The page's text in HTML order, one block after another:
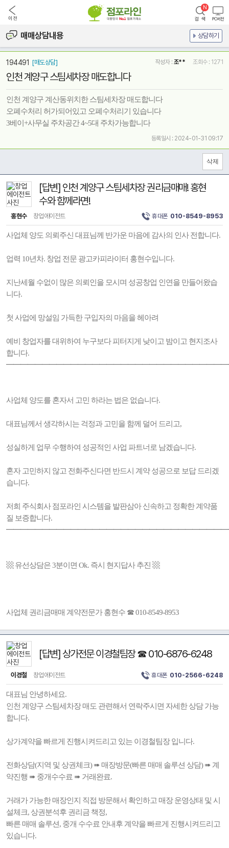
매매상담내용 상담하기
194491 [매도상담] 작성자 : 조** 조회수 : 1271
인천 계양구 스팀세차장 매도합니다
인천 계양구 계산동위치한 스팀세차장 매도합니다
오폐수처리 허가되어있고 오폐수처리기 있습니다
3베이+사무실 주차공간 4~5대 주차가능합니다
등록일시 : 2024-01-31 09:17
[답변] 인천 계양구 스팀세차장 권리금매매! 홍현
수와 함께라면!
홍현수 창업에이전트 휴대폰 010-8549-8953
사업체 양도 의뢰주신 대표님께 반가운 마음에 감사의 인사 전합니다.
업력 10년차. 창업 전문 광고카피라이터 홍현수입니다.
지난세월 수없이 많은 의뢰인을 모시며 성공창업 인연을 만들어왔습
니다.
첫 사업에 망설임 가득한 구입자의 마음을 헤아려
예비 창업자를 대위하여 누구보다 피터지게 낮이고 밤이고 현지조사
합니다.
사업체 양도를 혼자서 고민 하라는 법은 없습니다.
대표님께서 생각하시는 걱정과 고민을 함께 덜어 드리고,
성실하게 업무 수행하여 성공적인 사업 파트너로 남겠습니다.
혼자 고민하지 않고 전화주신다면 반드시 계약 성공으로 보답 드리겠
습니다.
저희 주식회사 점포라인 시스템을 발판삼아 신속하고 정확한 계약품
질 보증합니다.
▩ 유선상담은 3분이면 Ok. 즉시 현지답사 추진 ▩
사업체 권리금매매 계약전문가 홍현수 ☎ 010-8549-8953
[답변] 상가전문 이경철팀장 ☎ 010-6876-6248
이경철 창업에이전트 휴대폰 010-2566-6248
대표님 안녕하세요.
인천 계양구 스팀세차장 매도 관련해서 연락주시면 자세한 상담 가능
합니다.
상가계약을 빠르게 진행시켜드리고 있는 이경철팀장 입니다.
전화상담(지역 및 상권체크) ➠ 매장방문(빠른 매매 솔루션 상담) ➠ 계
약진행 ➠ 중개수수료 ➠ 거래완료.
거래가 가능한 매장인지 직접 방문해서 확인하고 매장 운영상태 및 시
설체크, 상권분석후 권리금 책정,
빠른 매매 솔루션, 중개 수수료 안내후 계약을 빠르게 진행시켜드리고
있습니다.